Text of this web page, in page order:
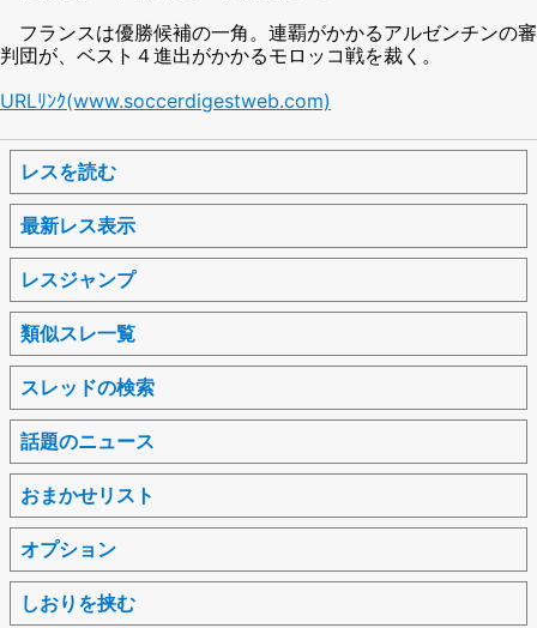
フランスは優勝候補の一角。連覇がかかるアルゼンチンの審
判団が、ベスト４進出がかかるモロッコ戦を裁く。
URLﾘﾝｸ(www.soccerdigestweb.com)
レスを読む
最新レス表示
レスジャンプ
類似スレ一覧
スレッドの検索
話題のニュース
おまかせリスト
オプション
しおりを挟む